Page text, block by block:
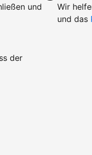
und
der
Wir
und das